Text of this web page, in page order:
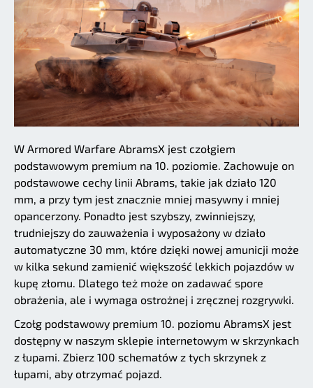
W Armored Warfare AbramsX jest czołgiem
podstawowym premium na 10. poziomie. Zachowuje on
podstawowe cechy linii Abrams, takie jak działo 120
mm, a przy tym jest znacznie mniej masywny i mniej
opancerzony. Ponadto jest szybszy, zwinniejszy,
trudniejszy do zauważenia i wyposażony w działo
automatyczne 30 mm, które dzięki nowej amunicji może
w kilka sekund zamienić większość lekkich pojazdów w
kupę złomu. Dlatego też może on zadawać spore
obrażenia, ale i wymaga ostrożnej i zręcznej rozgrywki.
Czołg podstawowy premium 10. poziomu AbramsX jest
dostępny w naszym sklepie internetowym w skrzynkach
z łupami. Zbierz 100 schematów z tych skrzynek z
łupami, aby otrzymać pojazd.